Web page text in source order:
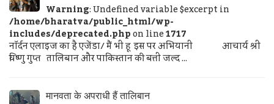
Warning: Undefined variable $excerpt in
/home/bharatva/public_html/wp-
includes/deprecated.phpon line1717
नॉर्दन एलाइज का है एजेंडा/ मैं भी हू इस पर अभियानी आचार्य श्री
विष्णु गुप्त तालिबान और पाकिस्तान की बत्ती जल्द ...
मानवता के अपराधी हैं तालिबान